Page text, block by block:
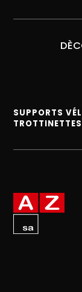
SUPPORTS
TROTTINETTES